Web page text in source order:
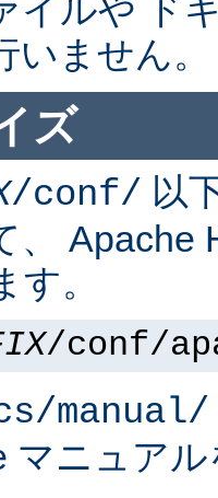
イルや ド
ません。
ズ
/conf/ 以
、 Apache
。
/conf/
manual/
マニュア